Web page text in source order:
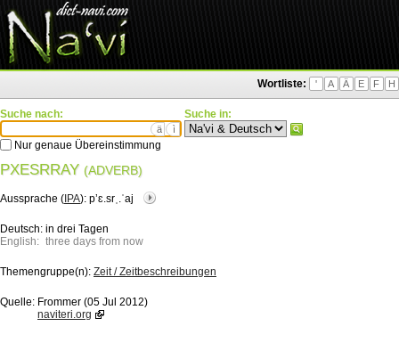
Wortliste: ' A Ä E F H
Suche nach:
ä ì
Nur genaue Übereinstimmung
Suche in:
PXESRRAY (ADVERB)
Aussprache ( IPA): pʼɛ.srˌ.ˈaj
Deutsch: in drei Tagen
English: three days from now
Themengruppe(n): Zeit / Zeitbeschreibungen
Quelle: Frommer (05 Jul 2012)
naviteri.org